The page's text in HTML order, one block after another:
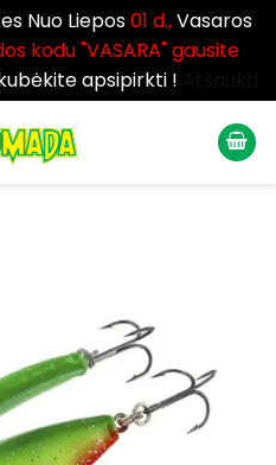
Nuo Liepos01 d.,Vasaros
kodu "VASARA" gausite
apsipirkti !